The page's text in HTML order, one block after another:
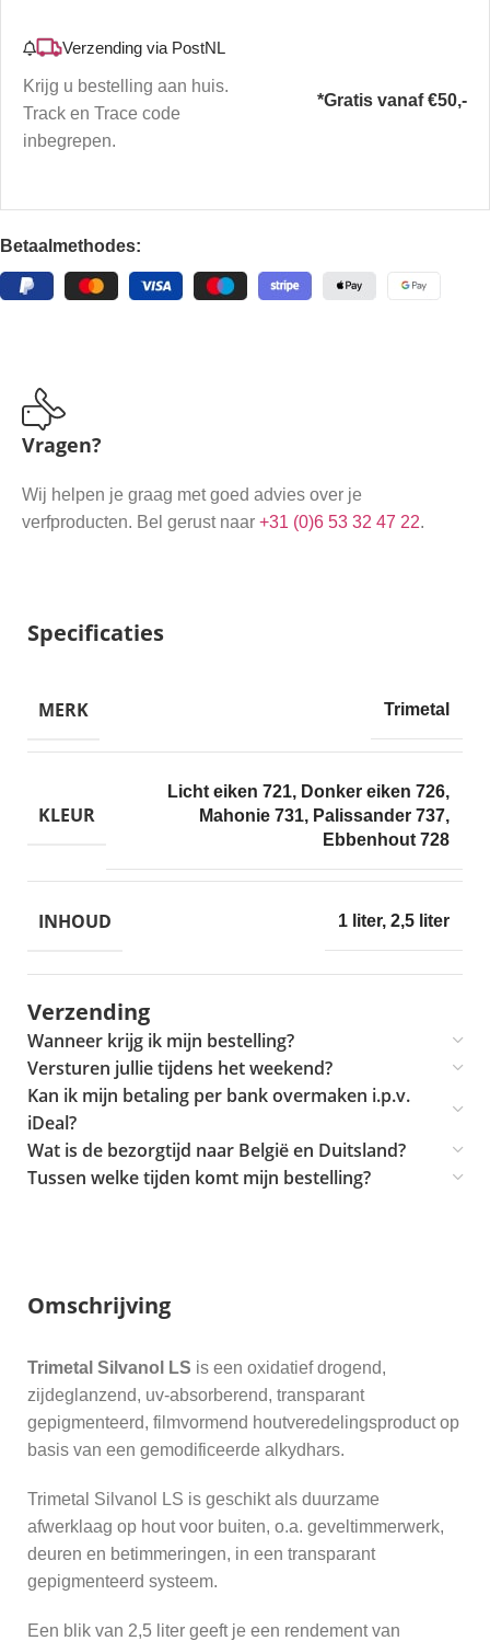
Verzending via PostNL
Krijg u bestelling aan huis.
Track en Trace code
inbegrepen.
*Gratis vanaf €50,-
Betaalmethodes:
Vragen?
Wij helpen je graag met goed advies over je
verfproducten. Bel gerust naar +31 (0)6 53 32 47 22.
Omschrijving
Trimetal Silvanol LS is een oxidatief drogend,
zijdeglanzend, uv-absorberend, transparant
gepigmenteerd, filmvormend houtveredelingsproduct op
basis van een gemodificeerde alkydhars.
Trimetal Silvanol LS is geschikt als duurzame
afwerklaag op hout voor buiten, o.a. geveltimmerwerk,
deuren en betimmeringen, in een transparant
gepigmenteerd systeem.
Een blik van 2,5 liter geeft je een rendement van
Specificaties
MERK Trimetal
KLEUR
Licht eiken 721, Donker eiken 726,
Mahonie 731, Palissander 737,
Ebbenhout 728
INHOUD 1 liter, 2,5 liter
Verzending
Wanneer krijg ik mijn bestelling?
Versturen jullie tijdens het weekend?
Kan ik mijn betaling per bank overmaken i.p.v.
iDeal?
Wat is de bezorgtijd naar België en Duitsland?
Tussen welke tijden komt mijn bestelling?